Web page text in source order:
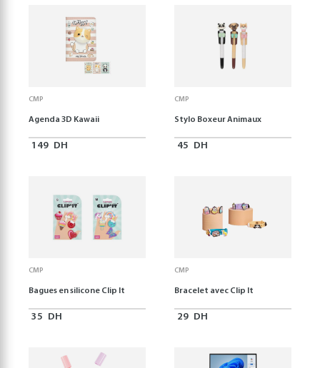
CMP
Agenda 3D Kawaii
149 DH
CMP
Stylo Boxeur Animaux
45 DH
CMP
Bagues en silicone Clip It
35 DH
CMP
Bracelet avec Clip It
29 DH